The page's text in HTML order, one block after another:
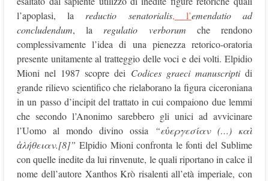
l’apoplasi, la reductio senatorialis, l’emendatio ad
concludendum, la regulatio verborum che rendono
complessivamente l’idea di una pienezza retorico-oratoria
presente unitamente al tratteggio delle voci e dei volti. Elpidio
Mioni nel 1987 scopre dei Codicesgraeci manuscripti di
grande rilievo scientifico che rielaborano la figura ciceroniana
in un passo d’incipit del trattato in cui compaiono due lemmi
che secondo l’Anonimo sarebbero gli unici ad avvicinare
l’Uomo al mondo divino ossia
“εὐεργεσίαν (…) καὶ
ἀλήθειαν.[8]” Elpidio Mioni confronta le fonti del Sublime
con quelle inedite da lui rinvenute, le quali riportano in calce il
nome dell’autore Xanthos Krò risalenti all’età imperiale, con